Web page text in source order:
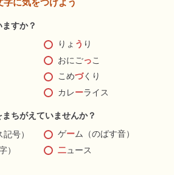
字に気をつけよう
すか？
りょ う り
おにごっこ
こめづくり
カレーライス
ちがえていませんか？
号） ゲーム（のばす音）
） 二ュース